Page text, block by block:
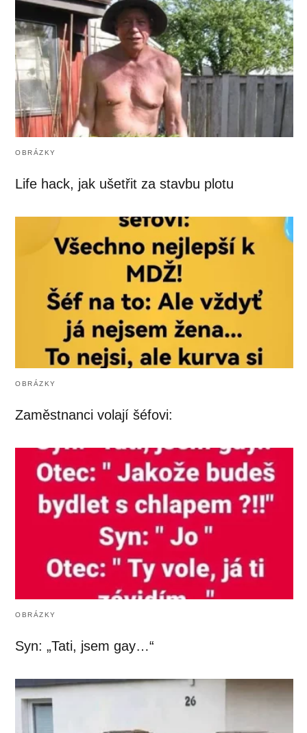
OBRÁZKY
Life hack, jak ušetřit za stavbu plotu
OBRÁZKY
Zaměstnanci volají šéfovi:
OBRÁZKY
Syn: „Tati, jsem gay…“